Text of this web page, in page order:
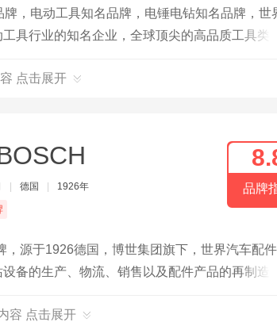
，电动工具知名品牌，电锤电钻知名品牌，世
具行业的知名企业，全球顶尖的高品质工具类
点击展开
德国 1926年 品牌
，源于1926德国，博世集团旗下，世界汽车配
备的生产、物流、销售以及配件产品的再制造
容 点击展开